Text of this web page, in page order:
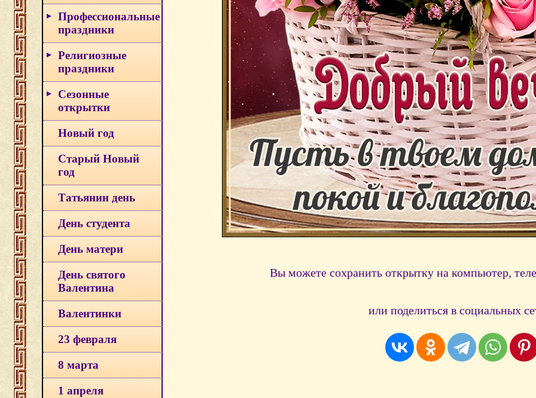
Профессиональные
праздники
Религиозные
праздники
Сезонные
открытки
Новый год
Старый Новый
год
Татьянин день
День студента
День матери
День святого
Валентина
Валентинки
23 февраля
8 марта
1 апреля
Вы можете сохранить открытку на компьютер,
или поделиться в социальных